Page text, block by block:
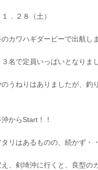
．２８（土）
カワハギダービーで出航し
名で定員いっぱいとなりまし
うねりはありましたが、釣
からStart！！
リはあるものの、続かず・
、剣埼沖に行くと、良型の